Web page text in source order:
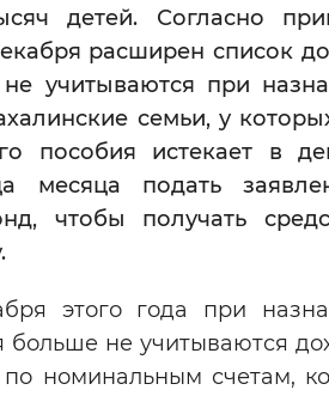
Цвет сайта
Синий фон
Изображения
Выключены
Звуковой ассистент
Остановить
детей. Согласно
расширен список
учитываются при
семьи, у
пособия истекает в
месяца подать
чтобы получать
этого года при
больше не учитываются
номинальным счетам,